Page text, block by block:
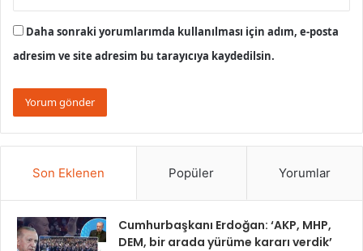
Daha sonraki yorumlarımda kullanılması için adım, e-posta
adresim ve site adresim bu tarayıcıya kaydedilsin.
Son Eklenen Popüler Yorumlar
Cumhurbaşkanı Erdoğan: ‘AKP, MHP,
DEM, bir arada yürüme kararı verdik’